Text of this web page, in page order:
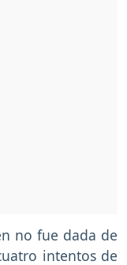
no fue dada de
intentos de